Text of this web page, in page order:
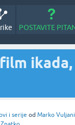
POSTAVITE
i serije od Marko